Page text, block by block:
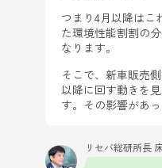
つまり4月以降はこ
た環境性能割割の
なります。
そこで、新車販売
以降に回す動きを
す。その影響があっ
リセバ総研所長